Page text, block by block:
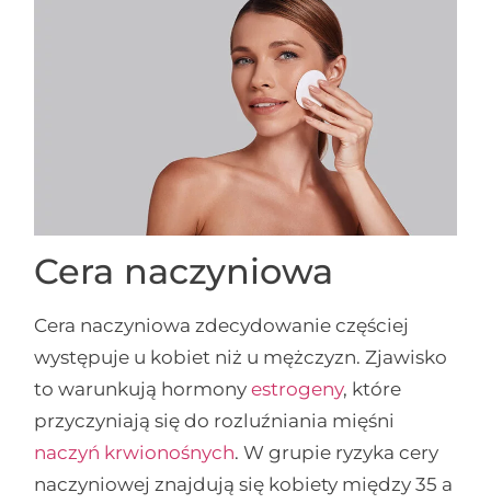
Cera naczyniowa
Cera naczyniowa zdecydowanie częściej
występuje u kobiet niż u mężczyzn. Zjawisko
to warunkują hormonyestrogeny, które
przyczyniają się do rozluźniania mięśni
naczyń krwionośnych. W grupie ryzyka cery
naczyniowej znajdują się kobiety między 35 a